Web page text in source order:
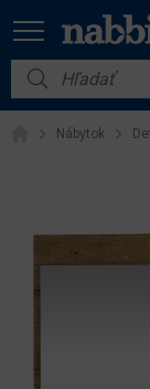
Nábytok
Vybavenie
Akcie
Nábytok